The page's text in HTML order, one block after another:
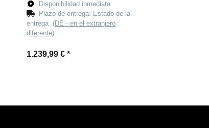
Disponibilidad inmediata
Plazo de entrega: Estado de la
entrega (DE - en el extranjero
diferente)
1.239,99 € *